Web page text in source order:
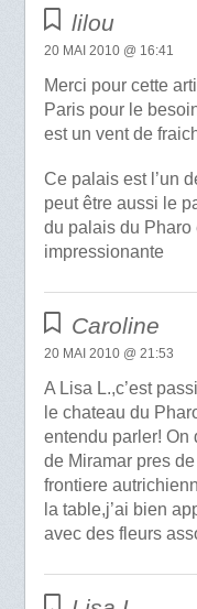
lilou
20 MAI 2010 @ 16:41
Merci pour cette
Paris pour le
est un vent de
Ce palais est l’un
peut être aussi le
du palais du Pharo
impressionante
Caroline
20 MAI 2010 @ 21:53
A Lisa L.,c’est
le chateau du
entendu parler! On
de Miramar pres
frontiere
la table,j’ai bien
avec des fleurs